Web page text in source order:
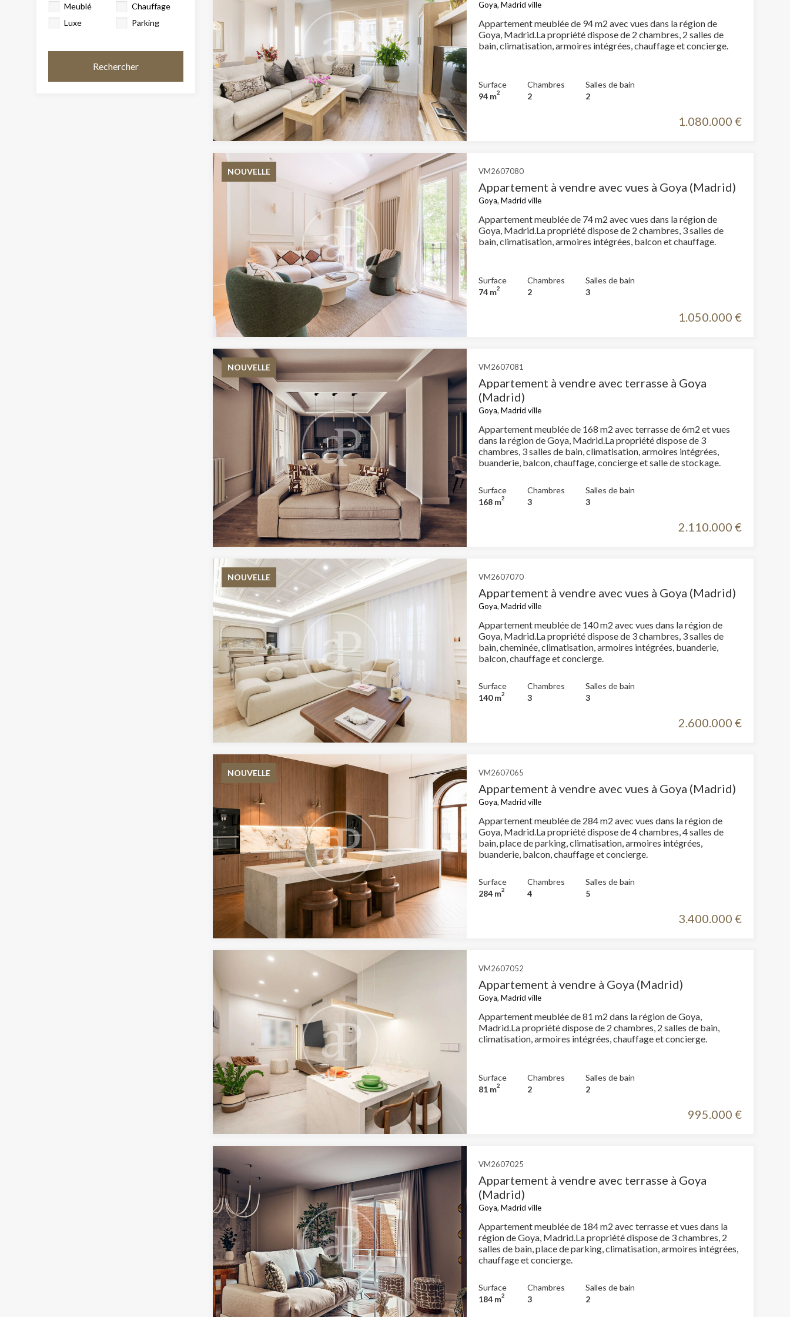
Meublé
Chauffage
Luxe
Parking
Rechercher
Goya, Madrid ville
Appartement meublée de 94 m2 avec vues dans la région de
Goya, Madrid.La propriété dispose de 2 chambres, 2 salles de
bain, climatisation, armoires intégrées, chauffage et concierge.
Surface
94 m2
Chambres
2
Salles de bain
2
1.080.000 €
NOUVELLE VM2607080
Appartement à vendre avec vues à Goya (Madrid)
Goya, Madrid ville
Appartement meublée de 74 m2 avec vues dans la région de
Goya, Madrid.La propriété dispose de 2 chambres, 3 salles de
bain, climatisation, armoires intégrées, balcon et chauffage.
Surface
74 m2
Chambres
2
Salles de bain
3
1.050.000 €
NOUVELLE VM2607081
Appartement à vendre avec terrasse à Goya
(Madrid)
Goya, Madrid ville
Appartement meublée de 168 m2 avec terrasse de 6m2 et vues
dans la région de Goya, Madrid.La propriété dispose de 3
chambres, 3 salles de bain, climatisation, armoires intégrées,
buanderie, balcon, chauffage, concierge et salle de stockage.
Surface
168 m2
Chambres
3
Salles de bain
3
2.110.000 €
NOUVELLE VM2607070
Appartement à vendre avec vues à Goya (Madrid)
Goya, Madrid ville
Appartement meublée de 140 m2 avec vues dans la région de
Goya, Madrid.La propriété dispose de 3 chambres, 3 salles de
bain, cheminée, climatisation, armoires intégrées, buanderie,
balcon, chauffage et concierge.
Surface
140 m2
Chambres
3
Salles de bain
3
2.600.000 €
NOUVELLE VM2607065
Appartement à vendre avec vues à Goya (Madrid)
Goya, Madrid ville
Appartement meublée de 284 m2 avec vues dans la région de
Goya, Madrid.La propriété dispose de 4 chambres, 4 salles de
bain, place de parking, climatisation, armoires intégrées,
buanderie, balcon, chauffage et concierge.
Surface
284 m2
Chambres
4
Salles de bain
5
3.400.000 €
VM2607052
Appartement à vendre à Goya (Madrid)
Goya, Madrid ville
Appartement meublée de 81 m2 dans la région de Goya,
Madrid.La propriété dispose de 2 chambres, 2 salles de bain,
climatisation, armoires intégrées, chauffage et concierge.
Surface
81 m2
Chambres
2
Salles de bain
2
995.000 €
VM2607025
Appartement à vendre avec terrasse à Goya
(Madrid)
Goya, Madrid ville
Appartement meublée de 184 m2 avec terrasse et vues dans la
région de Goya, Madrid.La propriété dispose de 3 chambres, 2
salles de bain, place de parking, climatisation, armoires intégrées,
chauffage et concierge.
Surface
184 m2
Chambres
3
Salles de bain
2